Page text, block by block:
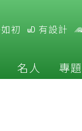
初 有設計
名人 專題